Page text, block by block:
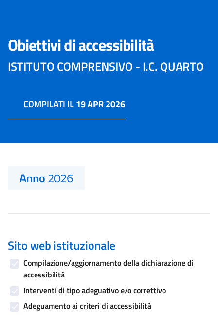
Obiettivi di accessibilità
ISTITUTO COMPRENSIVO - I.C. QUARTO
COMPILATI IL19 APR 2026
Anno2026
Sito web istituzionale
Compilazione/aggiornamento della dichiarazione di
accessibilità
Interventi di tipo adeguativo e/o correttivo
Adeguamento ai criteri di accessibilità